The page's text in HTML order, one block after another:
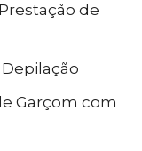
de
Garçom com